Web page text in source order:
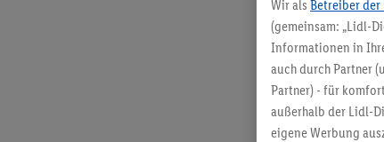
Wir als Betreiber
(gemeinsam: „Lidl-
Informationen in
auch durch Partner
Partner) - für
außerhalb der Lidl-
eigene Werbung